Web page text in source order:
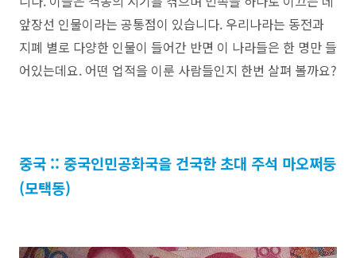
앞장선 인물이라는 공통점이 있습니다. 우리나라는 동전과
지폐 별로 다양한 인물이 들어간 반면 이 나라들은 한 명만 들
어있는데요. 어떤 업적을 이룬 사람들인지 한번 살펴 볼까요?
중국 :: 중국인민공화국을 건국한 초대 주석 마오쩌둥
(모택동)